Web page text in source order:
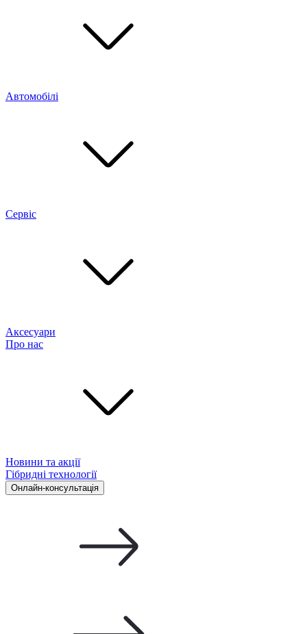
Автомобілі
Сервіс
Аксесуари
Про нас
Новини та акції
Гібридні технології
Онлайн-консультація